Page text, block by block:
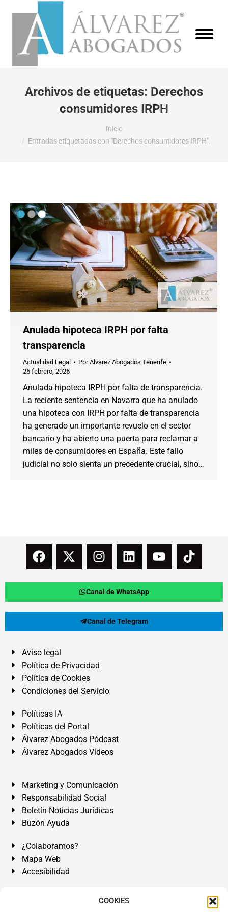
COOKIES
Archivos de etiquetas: Derechos
consumidores IRPH
Inicio
Entradas etiquetadas con "Derechos consumidores IRPH".
Anulada hipoteca IRPH por falta
transparencia
Actualidad Legal PorAlvarez Abogados Tenerife
25 febrero, 2025
Anulada hipoteca IRPH por falta de transparencia.
La reciente sentencia en Navarra que ha anulado
una hipoteca con IRPH por falta de transparencia
ha generado un importante revuelo en el sector
bancario y ha abierto una puerta para reclamar a
miles de consumidores en España. Este fallo
judicial no solo sienta un precedente crucial, sino…
Canal de WhatsApp
Canal de Telegram
Aviso legal
Política de Privacidad
Política de Cookies
Condiciones del Servicio
Políticas IA
Políticas del Portal
Álvarez Abogados Pódcast
Álvarez Abogados Vídeos
Marketing y Comunicación
Responsabilidad Social
Boletín Noticias Jurídicas
Buzón Ayuda
¿Colaboramos?
Mapa Web
Accesibilidad
Álvarez Abogados Tenerife:Calle Teobaldo Power Nº 7,